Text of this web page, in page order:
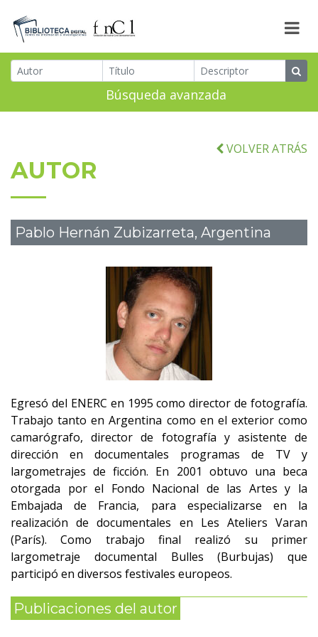
Búsqueda avanzada
VOLVER ATRÁS
AUTOR
Pablo Hernán Zubizarreta, Argentina
Egresó del ENERC en 1995 como director de fotografía.
Trabajo tanto en Argentina como en el exterior como
camarógrafo, director de fotografía y asistente de
dirección en documentales programas de TV y
largometrajes de ficción. En 2001 obtuvo una beca
otorgada por el Fondo Nacional de las Artes y la
Embajada de Francia, para especializarse en la
realización de documentales en Les Ateliers Varan
(París). Como trabajo final realizó su primer
largometraje documental Bulles (Burbujas) que
participó en diversos festivales europeos.
Publicaciones del autor